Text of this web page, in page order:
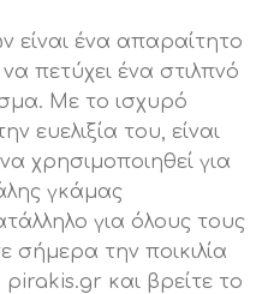
είναι ένα απαραίτητο
πετύχει ένα στιλπνό
Με το ισχυρό
ευελιξία του, είναι
χρησιμοποιηθεί για
γκάμας
για όλους τους
σήμερα την ποικιλία
και βρείτε το